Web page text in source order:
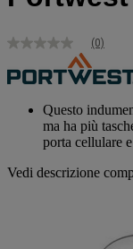
Nessuna
valutazione
Stesso
pagina.
(0)
Questo
ma ha più
porta cellulare
Vedi descrizione